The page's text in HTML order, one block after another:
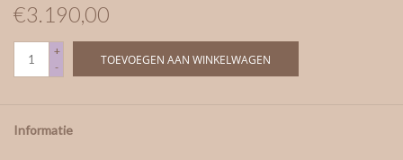
€3.190,00
+
-
TOEVOEGEN AAN WINKELWAGEN
Informatie